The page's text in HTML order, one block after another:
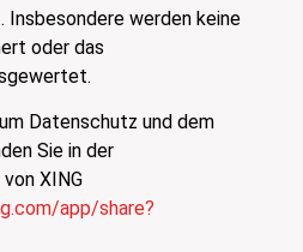
Insbesondere werden keine
oder das
Datenschutz und dem
Sie in der
XING
app/share?